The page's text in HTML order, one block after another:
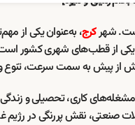
است. شهرکرج، به‌عنوان یکی از
به یکی از قطب‌های شهری
پیش به سمت سرعت، تنوع
مشغله‌های کاری، تحصیلی و
نقش پررنگی در رژیم